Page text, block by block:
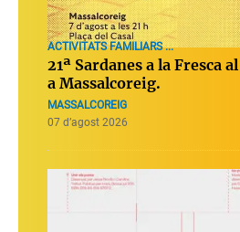
ACTIVITATS FAMILIARS ...
21ª Sardanes a la Fresca
a Massalcoreig.
MASSALCOREIG
07 d’agost 2026